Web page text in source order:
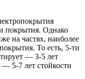
покрытия. Однако
на частях, наиболее
То есть, 5-ти
— 3-5 лет
5-7 лет стойкости